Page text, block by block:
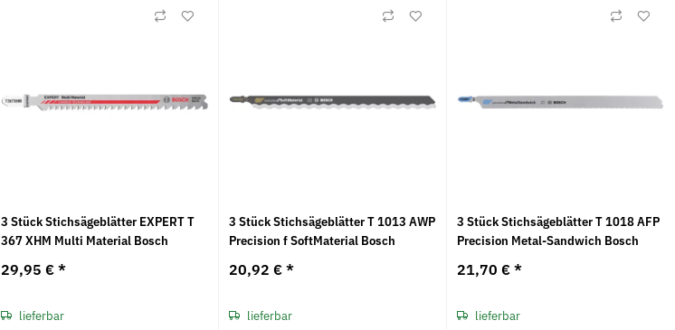
3 Stück Stichsägeblätter EXPERT T
367 XHM Multi Material Bosch
29,95 €*
lieferbar
3 Stück Stichsägeblätter T 1013 AWP
Precision f SoftMaterial Bosch
20,92 €*
lieferbar
3 Stück Stichsägeblätter T 1018 AFP
Precision Metal-Sandwich Bosch
21,70 €*
lieferbar